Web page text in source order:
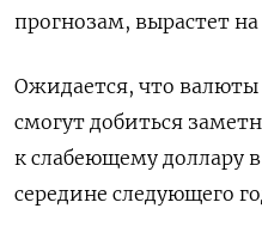
прогнозам, вырастет на
Ожидается, что
смогут добиться
к слабеющему доллару
середине следующего